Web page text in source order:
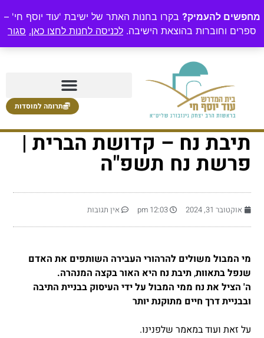
מחפשים להעמיק? בקרו בחנות האתר של ישיבת 'עוד יוסף חי' –
ספרים וחוברות בהוצאת הישיבה. לכניסה לחנות לחצו כאן. סגור
תרומה למוסדות
תיבת נח – קדושת הברית |
פרשת נח תשפ"ה
אוקטובר 31, 2024 12:03 pm אין תגובות
מי המבול משולים להרהורי העבירה השותפים את האדם
שנפל בתאוות,תיבת נח היא האור בקצה המנהרה.
ה' הציל את נח ממי המבול על ידי העיסוק בבניית התיבה
ובבניית דרך חיים מתוקנת יותר
על זאת ועוד במאמר שלפנינו.